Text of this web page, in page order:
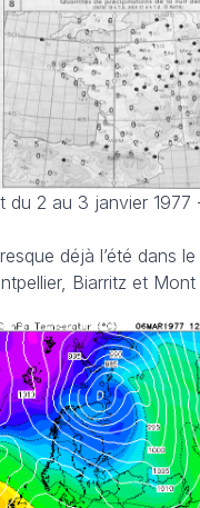
du 2 au 3 janvier
déjà l’été dans
Biarritz et